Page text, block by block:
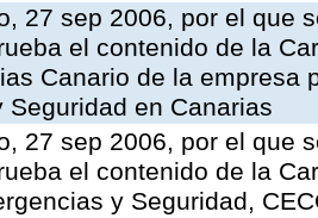
27 sep 2006, por el que
el contenido de la
Canario de la empresa
Seguridad en Canarias
27 sep 2006, por el que
el contenido de la
y Seguridad,